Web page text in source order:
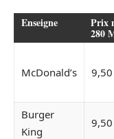
Enseigne Prix
280
McDonald’s
Burger
King